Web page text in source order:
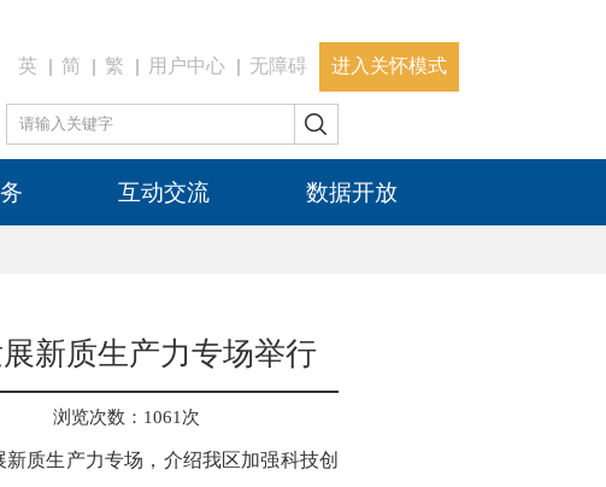
英 简 繁 用户中心 无障碍 进入关怀模式
互动交流 数据开放
新质生产力专场举行
浏览次数： 1061 次
质生产力专场，介绍我区加强科技创